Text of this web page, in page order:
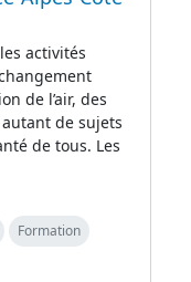
activités
de l’air, des
de sujets
de tous. Les
Formation